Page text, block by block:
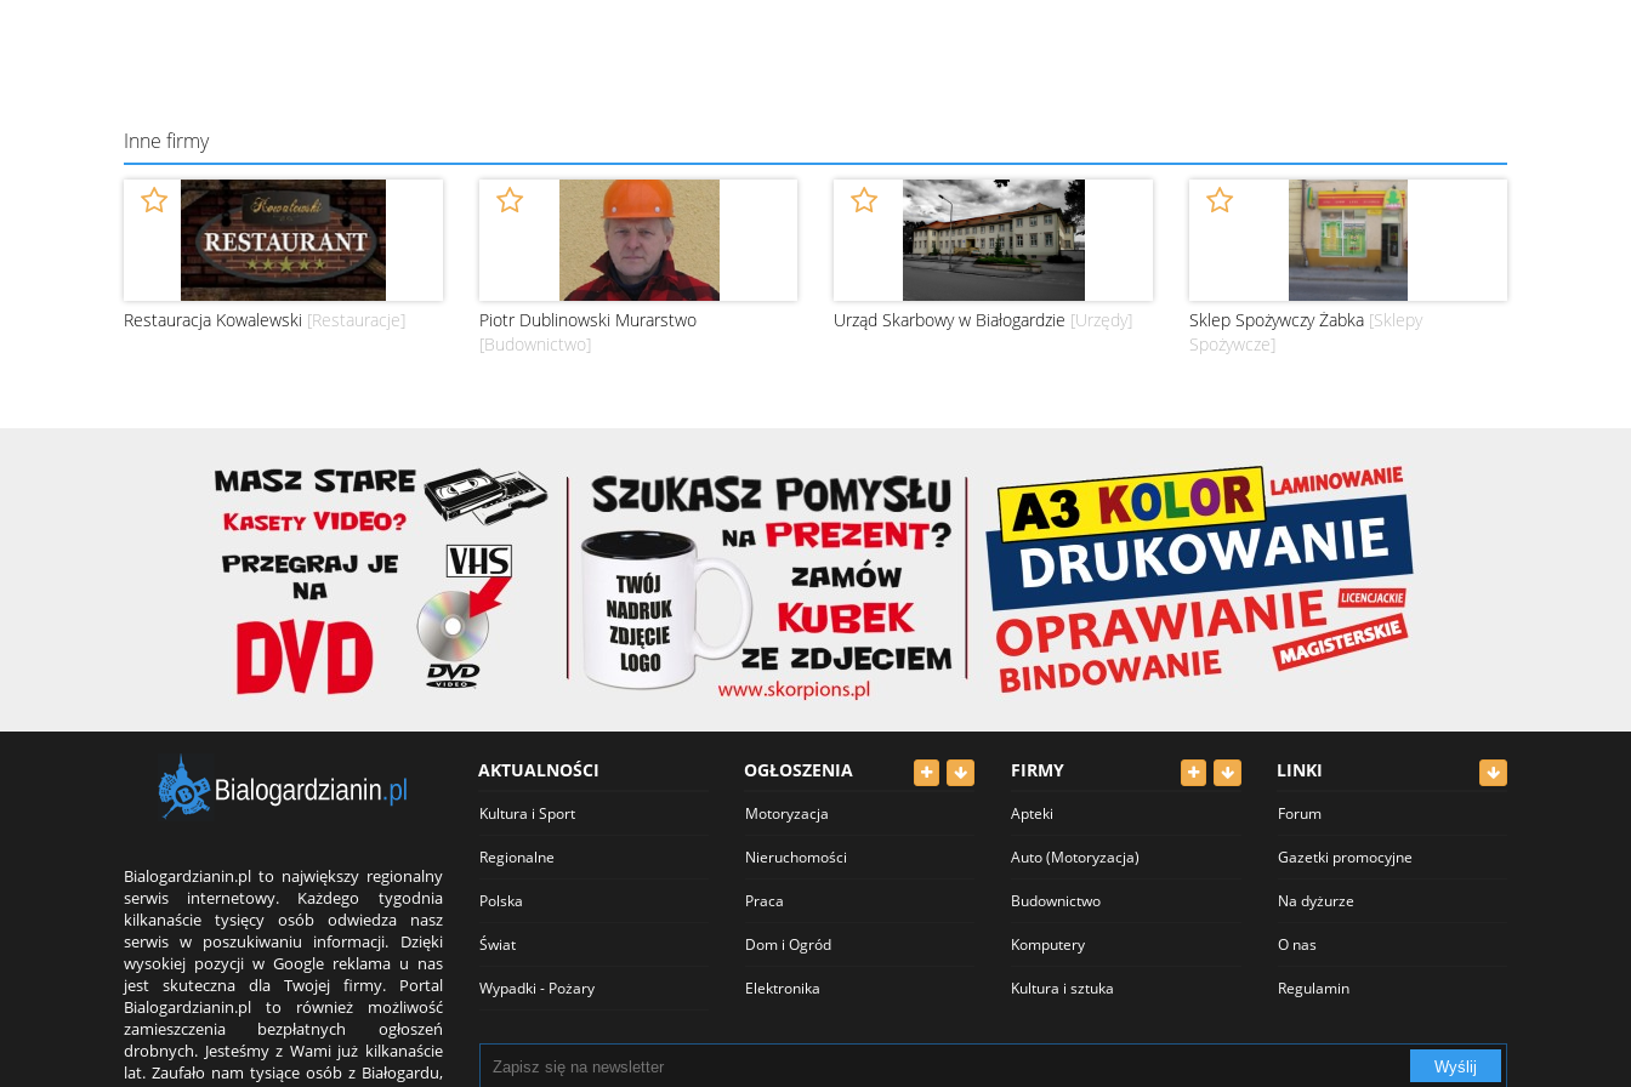
Inne firmy
Restauracja Kowalewski [Restauracje]
Piotr Dublinowski Murarstwo
[Budownictwo]
Urząd Skarbowy w Białogardzie [Urzędy] Sklep Spożywczy Żabka [Sklepy
Spożywcze]
Bialogardzianin.pl to największy regionalny
serwis internetowy. Każdego tygodnia
kilkanaście tysięcy osób odwiedza nasz
serwis w poszukiwaniu informacji. Dzięki
wysokiej pozycji w Google reklama u nas
jest skuteczna dla Twojej firmy. Portal
Bialogardzianin.pl to również możliwość
zamieszczenia bezpłatnych ogłoszeń
drobnych. Jesteśmy z Wami już kilkanaście
lat. Zaufało nam tysiące osób z Białogardu,
AKTUALNOŚCI
Kultura i Sport
Regionalne
Polska
Świat
Wypadki - Pożary
OGŁOSZENIA
Motoryzacja
Nieruchomości
Praca
Dom i Ogród
Elektronika
FIRMY
Apteki
Auto (Motoryzacja)
Budownictwo
Komputery
Kultura i sztuka
LINKI
Forum
Gazetki promocyjne
Na dyżurze
O nas
Regulamin
Wyślij